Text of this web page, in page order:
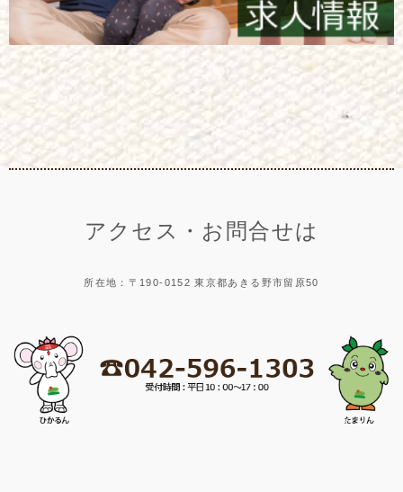
アクセス・お問合せは
所在地：〒190-0152 東京都あきる野市留原50